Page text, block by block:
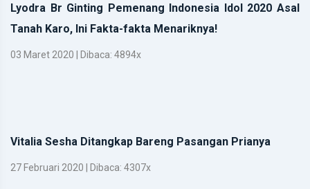
Lyodra Br Ginting Pemenang Indonesia Idol 2020 Asal
Tanah Karo, Ini Fakta-fakta Menariknya!
03 Maret 2020 | Dibaca: 4894x
Vitalia Sesha Ditangkap Bareng Pasangan Prianya
27 Februari 2020 | Dibaca: 4307x